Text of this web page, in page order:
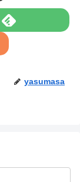
yasumasa